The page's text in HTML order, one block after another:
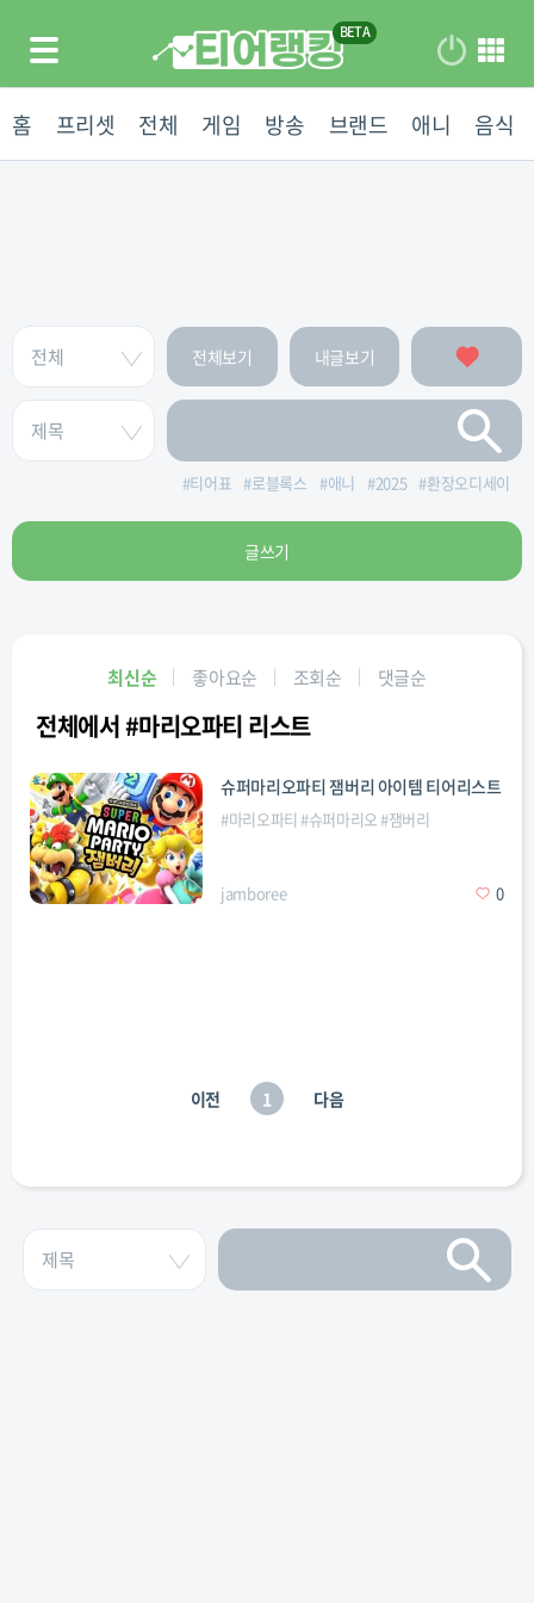
홈 프리셋 전체 게임 방송 브랜드 애니 음식
전체보기 내글보기
#티어표 #로블록스 #애니 #2025 #환장오디세이
글쓰기
최신순 좋아요순 조회순 댓글순
전체에서 #마리오파티 리스트
슈퍼마리오파티 잼버리 아이템 티어리스트
#마리오파티 #슈퍼마리오#잼버리
jamboree 0
이전 1 다음